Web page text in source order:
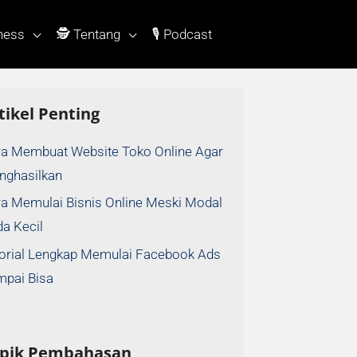
🕵 Tentang 🎙 Podcast
Penting
Membuat Website Toko Online Agar
Memulai Bisnis Online Meski Modal
Kecil
Lengkap Memulai Facebook Ads
Bisa
Pembahasan